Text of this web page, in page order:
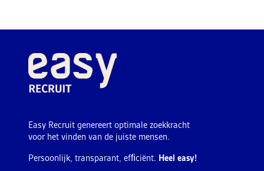
Easy Recruit genereert optimale zoekkracht
voor het vinden van de juiste mensen.
Persoonlijk, transparant, efﬁciënt. Heel easy!